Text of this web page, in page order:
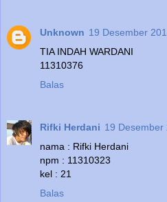
Unknown 19 Desember
TIA INDAH WARDANI
11310376
Balas
Rifki Herdani 19 Desember
nama : Rifki Herdani
npm : 11310323
kel : 21
Balas